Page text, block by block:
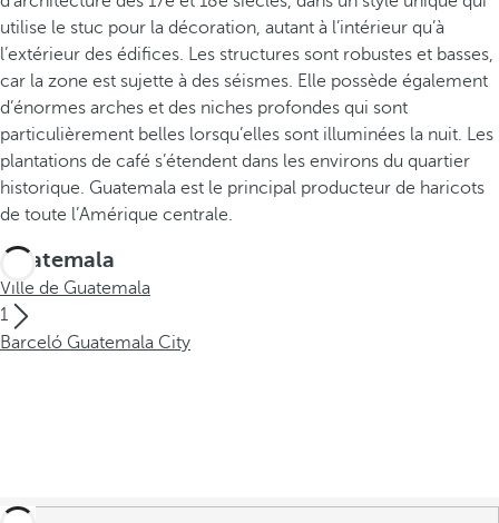
utilise le stuc pour la décoration, autant à l’intérieur qu’à
l’extérieur des édifices. Les structures sont robustes et basses,
car la zone est sujette à des séismes. Elle possède également
d’énormes arches et des niches profondes qui sont
particulièrement belles lorsqu’elles sont illuminées la nuit. Les
plantations de café s’étendent dans les environs du quartier
historique. Guatemala est le principal producteur de haricots
de toute l’Amérique centrale.
Guatemala
Ville de Guatemala
1
Barceló Guatemala City